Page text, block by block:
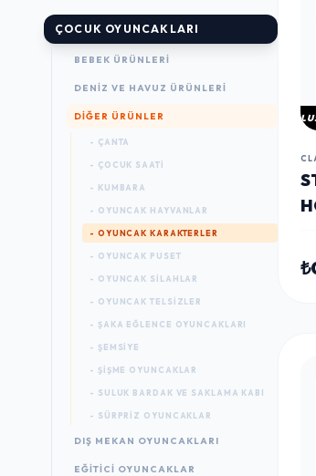
ÇOCUK OYUNCAKLARI
BEBEK ÜRÜNLERI
DENIZ VE HAVUZ ÜRÜNLERI
DIĞER ÜRÜNLER
- ÇANTA
- ÇOCUK SAATI
- KUMBARA
- OYUNCAK HAYVANLAR
- OYUNCAK KARAKTERLER
- OYUNCAK PUSET
- OYUNCAK SILAHLAR
- OYUNCAK TELSIZLER
- ŞAKA EĞLENCE OYUNCAKLARI
- ŞEMSIYE
- ŞIŞME OYUNCAKLAR
- SULUK BARDAK VE SAKLAMA KABI
- SÜRPRIZ OYUNCAKLAR
DIŞ MEKAN OYUNCAKLARI
EĞITICI OYUNCAKLAR